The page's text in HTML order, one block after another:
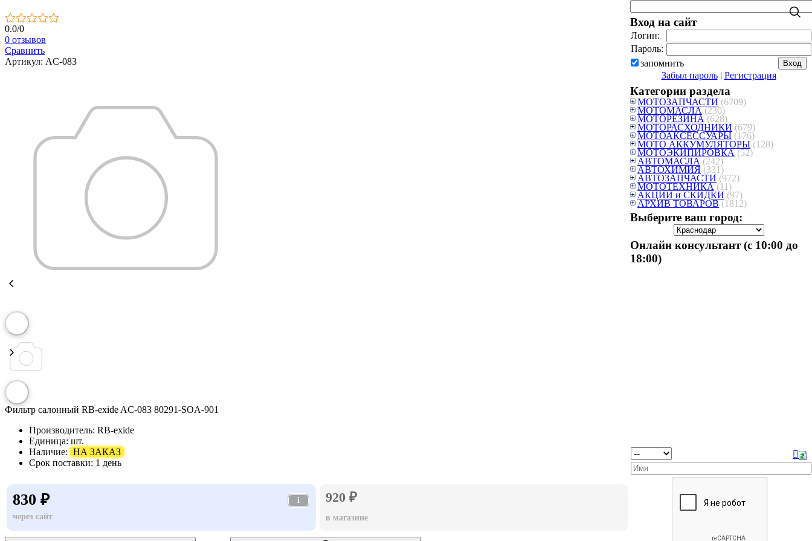
0.0/0
0 отзывов
Сравнить
Артикул: AC-083
Фильтр салонный RB-exide AC-083 80291-SOA-901
Производитель: RB-exide
Единица: шт.
Наличие: НА ЗАКАЗ
Срок поставки: 1 день
830 ₽
i
через сайт
920 ₽
в магазине
Вход на сайт
Логин:
Пароль:
запомнить
Забыл пароль| Регистрация
Категории раздела
МОТОЗАПЧАСТИ (6709)
МОТОМАСЛА (230)
МОТОРЕЗИНА (628)
МОТОРАСХОДНИКИ (679)
МОТОАКСЕССУАРЫ (176)
МОТО АККУМУЛЯТОРЫ (128)
МОТОЭКИПИРОВКА (52)
АВТОМАСЛА (242)
АВТОХИМИЯ (331)
АВТОЗАПЧАСТИ (972)
МОТОТЕХНИКА (11)
АКЦИИ и СКИДКИ (97)
АРХИВ ТОВАРОВ (1812)
Выберите ваш город:
Онлайн консультант (с 10:00 до
18:00)